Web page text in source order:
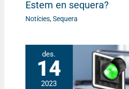
Estem en sequera?
Notícies,Sequera
des.
14
2023